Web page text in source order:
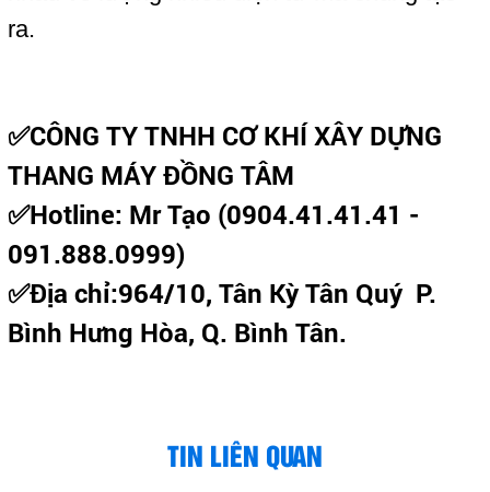
ra.
✅CÔNG TY TNHH CƠ KHÍ XÂY DỰNG
THANG MÁY ĐỒNG TÂM
✅Hotline: Mr Tạo (0904.41.41.41 -
091.888.0999)
✅Địa chỉ:964/10, Tân Kỳ Tân Quý P.
Bình Hưng Hòa, Q. Bình Tân.
TIN LIÊN QUAN